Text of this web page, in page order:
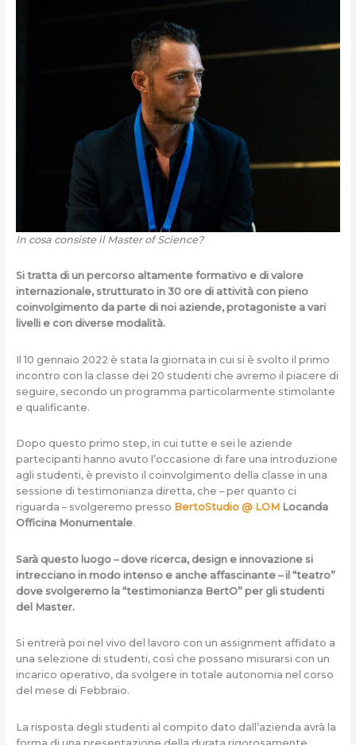
In cosa consiste il Master of Science?
Si tratta di un percorso altamente formativo e di valore
internazionale, strutturato in 30 ore di attività con pieno
coinvolgimento da parte di noi aziende, protagoniste a vari
livelli e con diverse modalità.
Il 10 gennaio 2022 è stata la giornata in cui si è svolto il primo
incontro con la classe dei 20 studenti che avremo il piacere di
seguire, secondo un programma particolarmente stimolante
e qualificante.
Dopo questo primo step, in cui tutte e sei le aziende
partecipanti hanno avuto l’occasione di fare una introduzione
agli studenti, è previsto il coinvolgimento della classe in una
sessione di testimonianza diretta, che – per quanto ci
riguarda – svolgeremo presso BertoStudio @ LOM Locanda
Officina Monumentale.
Sarà questo luogo – dove ricerca, design e innovazione si
intrecciano in modo intenso e anche affascinante – il “teatro”
dove svolgeremo la “testimonianza BertO” per gli studenti
del Master.
Si entrerà poi nel vivo del lavoro con un assignment affidato a
una selezione di studenti, così che possano misurarsi con un
incarico operativo, da svolgere in totale autonomia nel corso
del mese di Febbraio.
La risposta degli studenti al compito dato dall’azienda avrà la